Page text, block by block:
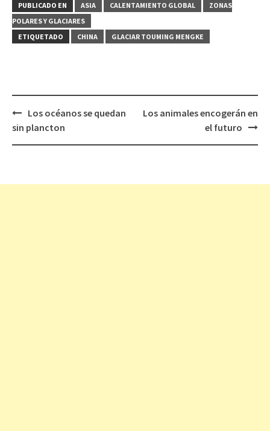
PUBLICADO EN ASIA CALENTAMIENTO GLOBAL
ZONAS
POLARES Y GLACIARES
ETIQUETADO
CHINA GLACIAR TOUMING MENGKE
Navegación
Los océanos se quedan
sin plancton
Los animales encogerán en
el futuro